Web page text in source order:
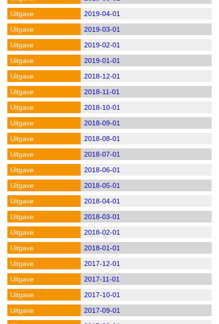
2019-04-01
2019-03-01
2019-02-01
2019-01-01
2018-12-01
2018-11-01
2018-10-01
2018-09-01
2018-08-01
2018-07-01
2018-06-01
2018-05-01
2018-04-01
2018-03-01
2018-02-01
2018-01-01
2017-12-01
2017-11-01
2017-10-01
2017-09-01